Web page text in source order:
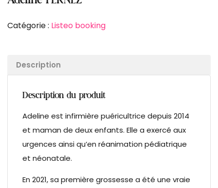
Catégorie : Listeo booking
Description
Description du produit
Adeline est infirmière puéricultrice depuis 2014
et maman de deux enfants. Elle a exercé aux
urgences ainsi qu’en réanimation pédiatrique
et néonatale.
En 2021, sa première grossesse a été une vraie